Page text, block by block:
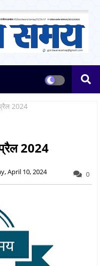
2024
2024
April 10, 2024 0